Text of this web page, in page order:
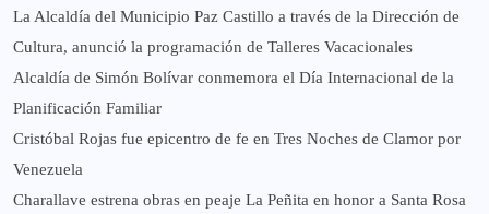
La Alcaldía del Municipio Paz Castillo a través de la Dirección de
Cultura, anunció la programación de Talleres Vacacionales
Alcaldía de Simón Bolívar conmemora el Día Internacional de la
Planificación Familiar
Cristóbal Rojas fue epicentro de fe en Tres Noches de Clamor por
Venezuela
Charallave estrena obras en peaje La Peñita en honor a Santa Rosa